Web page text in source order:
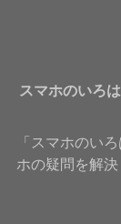
スマホのいろ
「スマホのい
ホの疑問を解決